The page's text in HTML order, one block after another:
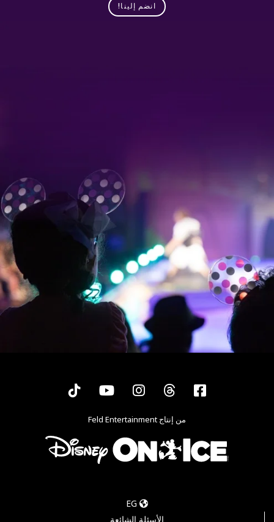
انضم إلينا!
Facebook
Threads
Instagram
YouTube
Tiktok
من إنتاج Feld Entertainment
EG
الأسئلة الشائعة